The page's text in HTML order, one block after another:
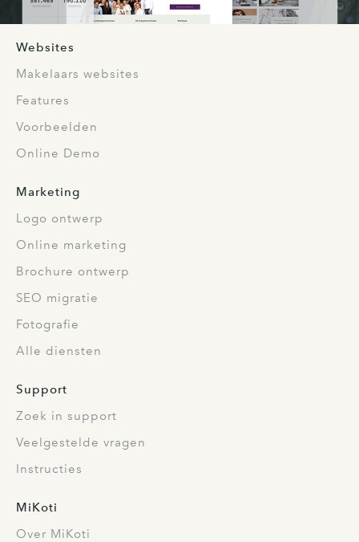
Websites
Makelaars websites
Features
Voorbeelden
Online Demo
Marketing
Logo ontwerp
Online marketing
Brochure ontwerp
SEO migratie
Fotografie
Alle diensten
Support
Zoek in support
Veelgestelde vragen
Instructies
MiKoti
Over MiKoti